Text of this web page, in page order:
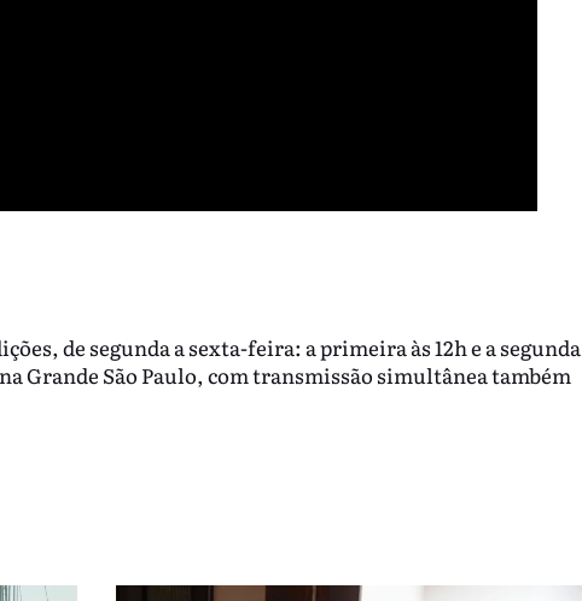
de segunda a sexta-feira: a primeira às 12h e a segunda
Grande São Paulo, com transmissão simultânea também